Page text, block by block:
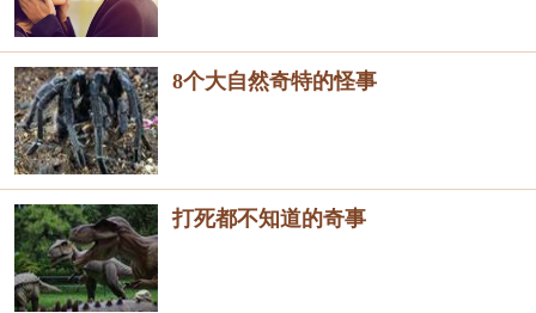
8个大自然奇特的怪事
打死都不知道的奇事